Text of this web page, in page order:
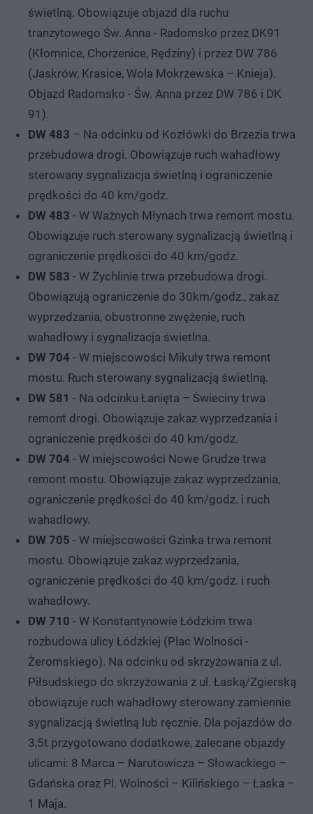
świetlną. Obowiązuje objazd dla ruchu
tranzytowego Św. Anna - Radomsko przez DK91
(Kłomnice, Chorzenice, Rędziny) i przez DW 786
(Jaskrów, Krasice, Wola Mokrzewska – Knieja).
Objazd Radomsko - Św. Anna przez DW 786 i DK
91).
DW 483 – Na odcinku od Kozłówki do Brzezia trwa
przebudowa drogi. Obowiązuje ruch wahadłowy
sterowany sygnalizacja świetlną i ograniczenie
prędkości do 40 km/godz.
DW 483 - W Ważnych Młynach trwa remont mostu.
Obowiązuje ruch sterowany sygnalizacją świetlną i
ograniczenie prędkości do 40 km/godz.
DW 583 - W Żychlinie trwa przebudowa drogi.
Obowiązują ograniczenie do 30km/godz., zakaz
wyprzedzania, obustronne zwężenie, ruch
wahadłowy i sygnalizacja świetlna.
DW 704 - W miejscowości Mikuły trwa remont
mostu. Ruch sterowany sygnalizacją świetlną.
DW 581 - Na odcinku Łanięta – Świeciny trwa
remont drogi. Obowiązuje zakaz wyprzedzania i
ograniczenie prędkości do 40 km/godz.
DW 704 - W miejscowości Nowe Grudze trwa
remont mostu. Obowiązuje zakaz wyprzedzania,
ograniczenie prędkości do 40 km/godz. i ruch
wahadłowy.
DW 705 - W miejscowości Gzinka trwa remont
mostu. Obowiązuje zakaz wyprzedzania,
ograniczenie prędkości do 40 km/godz. i ruch
wahadłowy.
DW 710 - W Konstantynowie Łódzkim trwa
rozbudowa ulicy Łódzkiej (Plac Wolności -
Żeromskiego). Na odcinku od skrzyżowania z ul.
Piłsudskiego do skrzyżowania z ul. Łaską/Zgierską
obowiązuje ruch wahadłowy sterowany zamiennie
sygnalizacją świetlną lub ręcznie. Dla pojazdów do
3,5t przygotowano dodatkowe, zalecane objazdy
ulicami: 8 Marca – Narutowicza – Słowackiego –
Gdańska oraz Pl. Wolności – Kilińskiego – Łaska –
1 Maja.